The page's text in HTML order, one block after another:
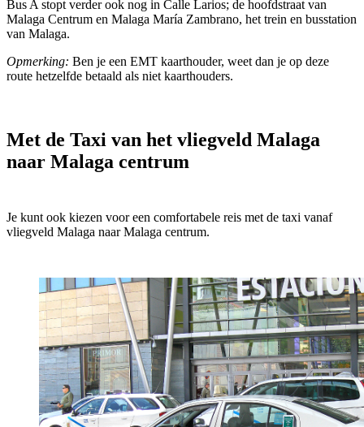
Bus A stopt verder ook nog in Calle Larios; de hoofdstraat van
Malaga Centrum en Malaga María Zambrano, het trein en busstation
van Malaga.
Opmerking: Ben je een EMT kaarthouder, weet dan je op deze
route hetzelfde betaald als niet kaarthouders.
Met de Taxi van het vliegveld Malaga
naar Malaga centrum
Je kunt ook kiezen voor een comfortabele reis met de taxi vanaf
vliegveld Malaga naar Malaga centrum.